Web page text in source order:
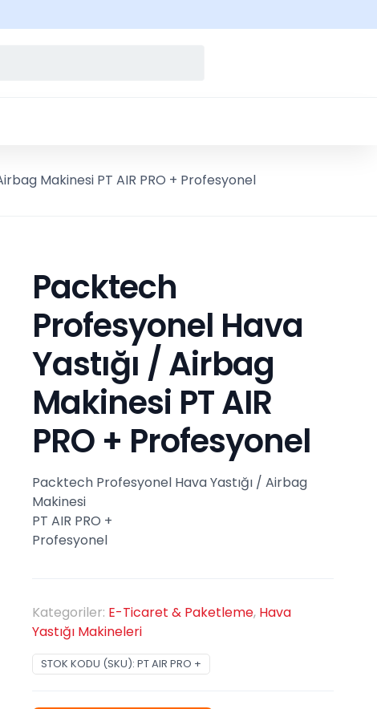
Makinesi PT AIR PRO + Profesyonel
Packtech
Profesyonel Hava
Yastığı / Airbag
Makinesi PT AIR
PRO + Profesyonel
Packtech Profesyonel Hava Yastığı / Airbag
Makinesi
PT AIR PRO +
Profesyonel
Kategoriler: E-Ticaret & Paketleme, Hava
Yastığı Makineleri
STOK KODU (SKU): PT AIR PRO +